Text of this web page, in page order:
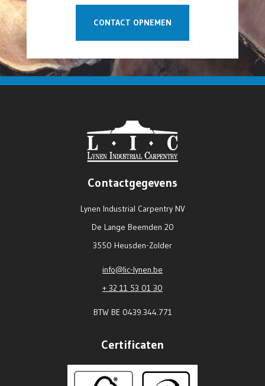
CONTACT OPNEMEN
Contactgegevens
Lynen Industrial Carpentry NV
De Lange Beemden 20
3550 Heusden-Zolder
info@lic-lynen.be
+ 32 11 53 01 30
BTW BE 0439.344.771
Certificaten